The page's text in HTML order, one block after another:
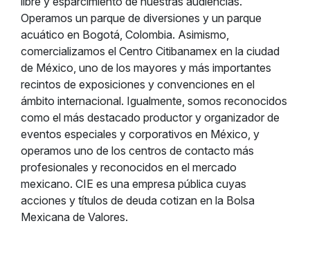
Operamos un parque de diversiones y un parque
acuático en Bogotá, Colombia. Asimismo,
comercializamos el Centro Citibanamex en la ciudad
de México, uno de los mayores y más importantes
recintos de exposiciones y convenciones en el
ámbito internacional. Igualmente, somos reconocidos
como el más destacado productor y organizador de
eventos especiales y corporativos en México, y
operamos uno de los centros de contacto más
profesionales y reconocidos en el mercado
mexicano. CIE es una empresa pública cuyas
acciones y títulos de deuda cotizan en la Bolsa
Mexicana de Valores.